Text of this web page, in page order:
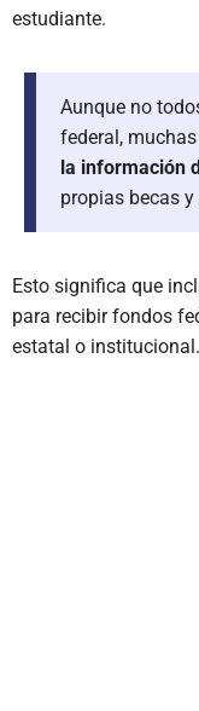
estudiante.
Aunque no
federal, muchas
la información
propias becas
Esto significa que
para recibir fondos
estatal o institucional.